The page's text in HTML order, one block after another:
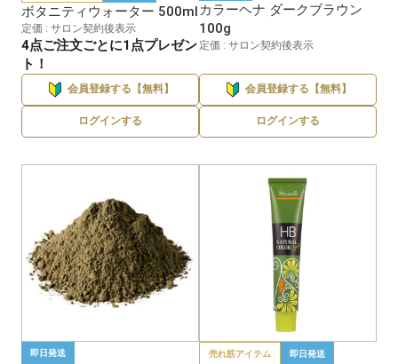
ボタニティウォーター 500ml
定価 : サロン契約後表示
4点ご注文ごとに1点プレゼン
ト！
会員登録する【無料】
ログインする
カラーヘナ ダークブラウン
100g
定価 : サロン契約後表示
会員登録する【無料】
ログインする
即日発送 売れ筋アイテム 即日発送